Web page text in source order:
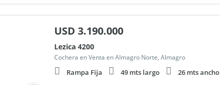
USD 3.190.000
Lezica 4200
Cochera en Venta en Almagro Norte, Almagro
Rampa Fija 49 mts largo 26 mts ancho